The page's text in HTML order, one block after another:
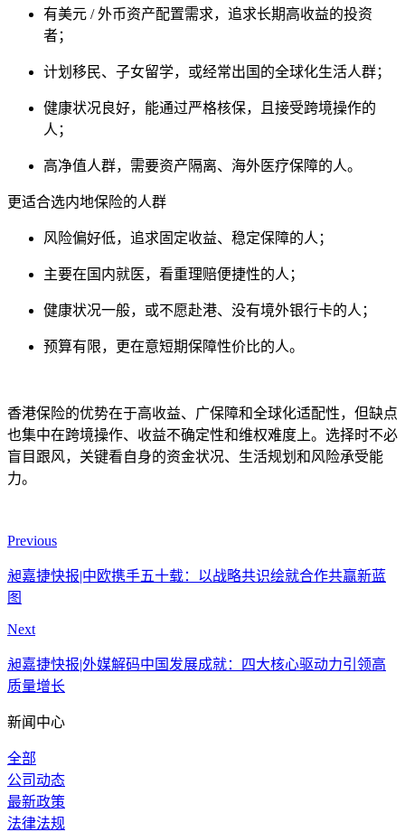
有美元 / 外币资产配置需求，追求长期高收益的投资
者；
计划移民、子女留学，或经常出国的全球化生活人群；
健康状况良好，能通过严格核保，且接受跨境操作的
人；
高净值人群，需要资产隔离、海外医疗保障的人。
更适合选内地保险的人群
风险偏好低，追求固定收益、稳定保障的人；
主要在国内就医，看重理赔便捷性的人；
健康状况一般，或不愿赴港、没有境外银行卡的人；
预算有限，更在意短期保障性价比的人。
香港保险的优势在于高收益、广保障和全球化适配性，但缺点
也集中在跨境操作、收益不确定性和维权难度上。选择时不必
盲目跟风，关键看自身的资金状况、生活规划和风险承受能
力。
Previous
昶嘉捷快报|中欧携手五十载：以战略共识绘就合作共赢新蓝
图
Next
昶嘉捷快报|外媒解码中国发展成就：四大核心驱动力引领高
质量增长
新闻中心
全部
公司动态
最新政策
法律法规